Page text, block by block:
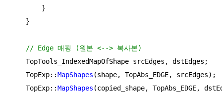
        }
    }
// Edge 매핑 (원본 <--> 복사본)
    TopTools_IndexedMapOfShape srcEdges, dstEdges;
    TopExp::
MapShapes (shape, TopAbs_EDGE, srcEdges);
    TopExp::
MapShapes (copied_shape, TopAbs_EDGE,